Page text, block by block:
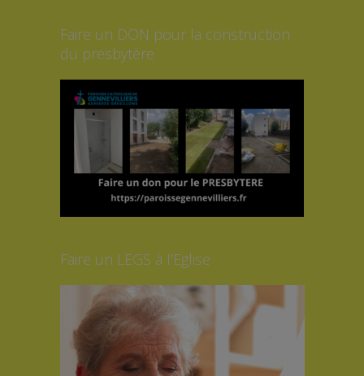
Faire un DON pour la construction
du presbytère
Faire un LEGS à l’Eglise